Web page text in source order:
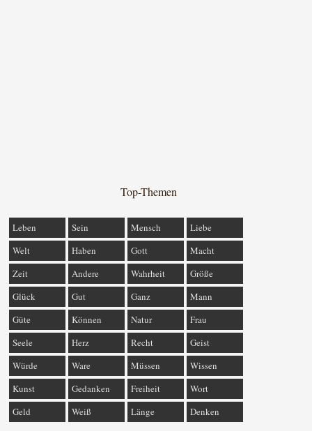
Top-Themen
Leben Sein Mensch
Liebe
Welt
Haben Gott
Macht
Zeit
Andere Wahrheit
Größe
Glück
Gut Ganz
Mann
Güte
Können Natur
Frau
Seele
Herz Recht
Geist
Würde
Ware Müssen
Wissen
Kunst
Gedanken Freiheit
Wort
Geld
Weiß Länge Denken